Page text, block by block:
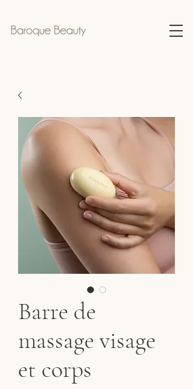
Barre de
massage visage
et corps